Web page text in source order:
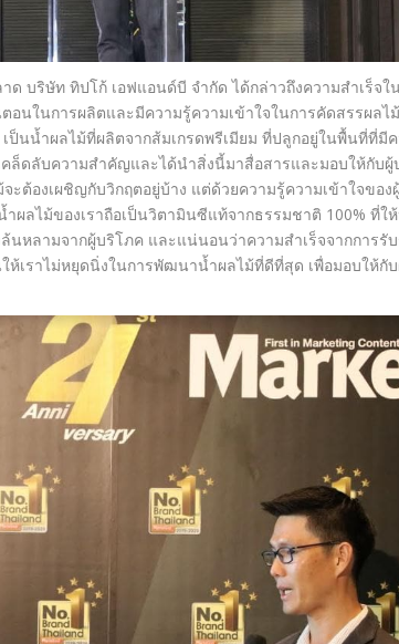
ด บริษัท ทิปโก้ เอฟแอนด์บี จำกัด ได้กล่าวถึงความสำเร็จใ
อนในการผลิตและมีความรู้ความเข้าใจในการคัดสรรผลไ
เป็นน้ำผลไม้ที่ผลิตจากส้มเกรดพรีเมียม ที่ปลูกอยู่ในพื้นที่ที่มี
คล็ดลับความสำคัญและได้นำสิ่งนี้มาสื่อสารและมอบให้กับผู้
ะต้องเผชิญกับวิกฤตอยู่บ้าง แต่ด้วยความรู้ความเข้าใจของผู้
ลไม้ของเราถือเป็นวิตามินซีแท้จากธรรมชาติ 100% ที่ใ
ล้นหลามจากผู้บริโภค และแน่นอนว่าความสำเร็จจากการรั
ห้เราไม่หยุดนิ่งในการพัฒนาน้ำผลไม้ที่ดีที่สุด เพื่อมอบให้กั